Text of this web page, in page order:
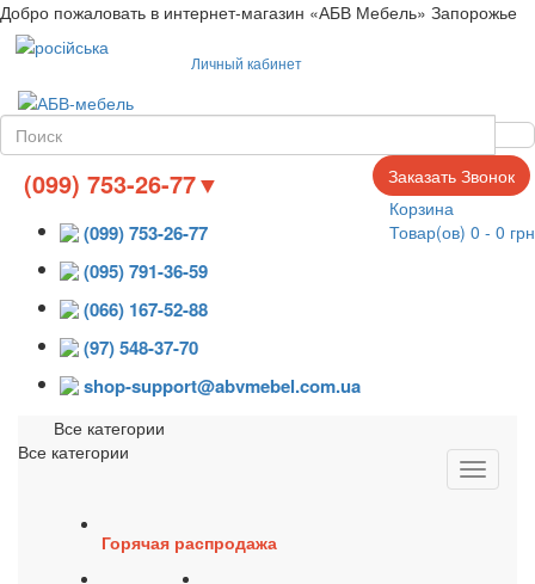
Добро пожаловать в интернет-магазин «АБВ Мебель» Запорожье
Личный кабинет
(099) 753-26-77▼
(099) 753-26-77
(095) 791-36-59
(066) 167-52-88
(97) 548-37-70
shop-support@abvmebel.com.ua
Заказать Звонок
Корзина
Товар(ов) 0 - 0 грн
Все категории
Все категории
Горячая распродажа